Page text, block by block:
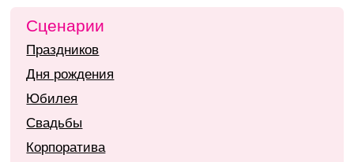
Сценарии
Праздников
Дня рождения
Юбилея
Свадьбы
Корпоратива